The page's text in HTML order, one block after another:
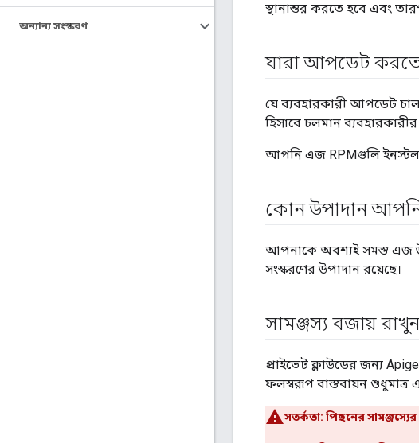
অন্যান্য সংস্করণ
স্থানান্তর করতে হবে এবং
যারা আপডেট
যে ব্যবহারকারী আপডেট
হিসাবে চলমান
আপনি এজ RPMগুলি ইনস্টল
কোন উপাদান
আপনাকে অবশ্যই সমস্ত এজ
সংস্করণের উপাদান রয়েছে।
সামঞ্জস্য বজায়
প্রাইভেট ক্লাউডের জন্য
ফলস্বরূপ বাস্তবায়ন শুধুমাত্র
সতর্কতা: পিছনের